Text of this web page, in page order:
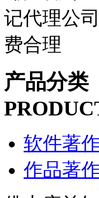
产品分类
软件著
作品著